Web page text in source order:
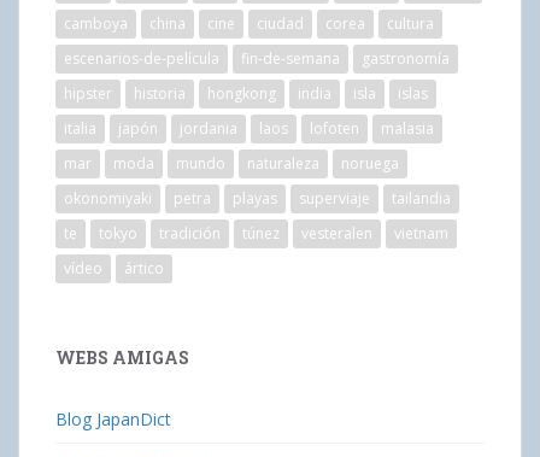
camboya
china cine ciudad corea
cultura
escenarios-de-película
fin-de-semana
gastronomía
hipster
historia hongkong india isla
islas
italia
japón jordania laos lofoten
malasia
mar
moda mundo naturaleza
noruega
okonomiyaki
petra playas superviaje
tailandia
te
tokyo tradición túnez vesteralen
vietnam
vídeo
ártico
WEBS AMIGAS
Blog JapanDict